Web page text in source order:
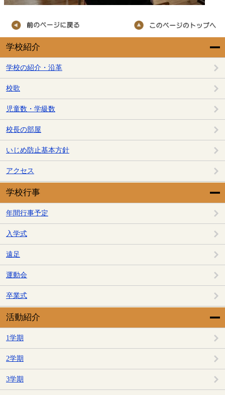
学校紹介
学校の紹介・沿革
校歌
児童数・学級数
校長の部屋
いじめ防止基本方針
アクセス
学校行事
年間行事予定
入学式
遠足
運動会
卒業式
活動紹介
1学期
2学期
3学期